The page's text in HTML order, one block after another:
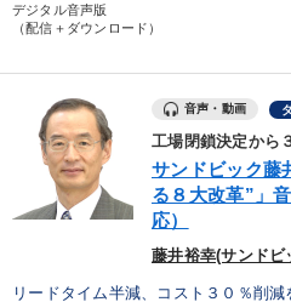
デジタル音声版
（配信＋ダウンロード）
音声・動画
工場閉鎖決定から
サンドビック藤
る８大改革”」
応）
藤井裕幸(サンド
リードタイム半減、コスト３０％削